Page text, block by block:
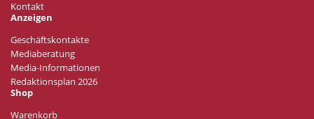
Kontakt
Anzeigen
Geschäftskontakte
Mediaberatung
Media-Informationen
Redaktionsplan 2026
Shop
Warenkorb